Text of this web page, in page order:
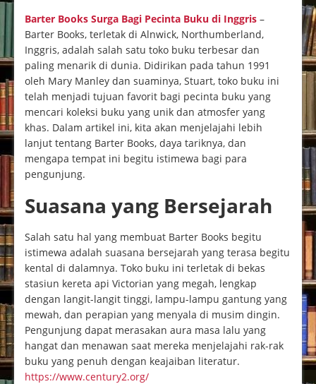
Barter Books Surga Bagi Pecinta Buku di Inggris –
Barter Books, terletak di Alnwick, Northumberland,
Inggris, adalah salah satu toko buku terbesar dan
paling menarik di dunia. Didirikan pada tahun 1991
oleh Mary Manley dan suaminya, Stuart, toko buku ini
telah menjadi tujuan favorit bagi pecinta buku yang
mencari koleksi buku yang unik dan atmosfer yang
khas. Dalam artikel ini, kita akan menjelajahi lebih
lanjut tentang Barter Books, daya tariknya, dan
mengapa tempat ini begitu istimewa bagi para
pengunjung.
Suasana yang Bersejarah
Salah satu hal yang membuat Barter Books begitu
istimewa adalah suasana bersejarah yang terasa begitu
kental di dalamnya. Toko buku ini terletak di bekas
stasiun kereta api Victorian yang megah, lengkap
dengan langit-langit tinggi, lampu-lampu gantung yang
mewah, dan perapian yang menyala di musim dingin.
Pengunjung dapat merasakan aura masa lalu yang
hangat dan menawan saat mereka menjelajahi rak-rak
buku yang penuh dengan keajaiban literatur.
https://www.century2.org/